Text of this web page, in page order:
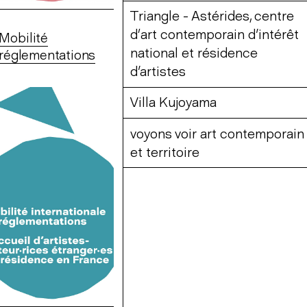
Triangle - Astérides, centre
d’art contemporain d'intérêt
national et résidence
d'artistes
Villa Kujoyama
voyons voir art contemporain
et territoire